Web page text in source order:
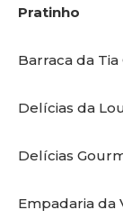
Pratinho
Barraca da
Delícias da
Delícias
Empadaria da